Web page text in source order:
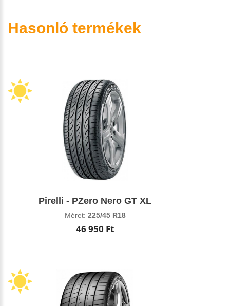
Hasonló termékek
Pirelli - PZero Nero GT XL
Méret: 225/45 R18
46 950 Ft